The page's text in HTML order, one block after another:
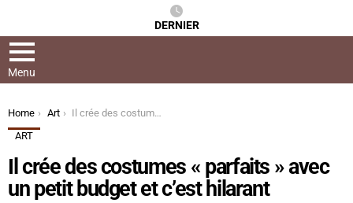
DERNIER
Menu
You are here:
Home Art
Il crée des costumes « parfaits » avec un petit budget et c’est hilarant
ART
Il crée des costumes « parfaits » avec
un petit budget et c’est hilarant